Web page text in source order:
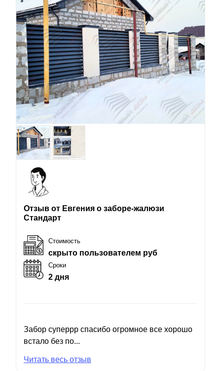
Отзыв от Евгения о заборе-жалюзи
Стандарт
Стоимость
скрыто пользователем руб
Сроки
2 дня
Забор суперрр спасибо огромное все хорошо
встало без по...
Читать весь отзыв